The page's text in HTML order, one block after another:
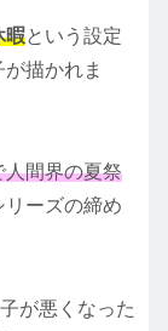
暇という設定
描かれま
人間界の夏祭
ーズの締め
が悪くなった